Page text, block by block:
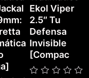
Ekol Viper
2.5″ Tu
Defensa
Invisible
[Compac